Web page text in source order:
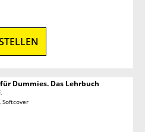
Dummies. Das Lehrbuch
Softcover